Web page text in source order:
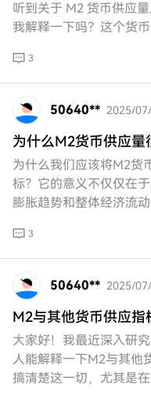
听到关于 M2 货币供应
我解释一下吗？这个货
3
50640** 2025/
为什么M2货币供应量
为什么我们应该将M2货
标？它的意义不仅仅在
膨胀趋势和整体经济流
3
50640** 2025/
M2与其他货币供应指
大家好！我最近深入研
人能解释一下M2与其他
搞清楚这一切，尤其是